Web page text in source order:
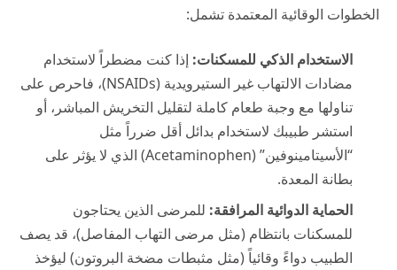
الخطوات الوقائية المعتمدة تشمل:
الاستخدام الذكي للمسكنات: إذا كنت مضطراً لاستخدام
مضادات الالتهاب غير الستيرويدية (NSAIDs)، فاحرص على
تناولها مع وجبة طعام كاملة لتقليل التخريش المباشر، أو
استشر طبيبك لاستخدام بدائل أقل ضرراً مثل
“الأسيتامينوفين” (Acetaminophen) الذي لا يؤثر على
بطانة المعدة.
الحماية الدوائية المرافقة: للمرضى الذين يحتاجون
للمسكنات بانتظام (مثل مرضى التهاب المفاصل)، قد يصف
الطبيب دواءً وقائياً (مثل مثبطات مضخة البروتون) ليؤخذ